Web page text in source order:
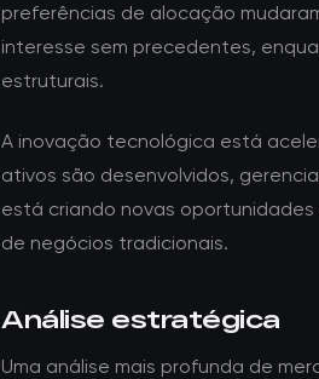
preferências de alocação
interesse sem precedentes,
estruturais.
A inovação tecnológica está
ativos são desenvolvidos,
está criando novas
de negócios tradicionais.
Análise estratégica
Uma análise mais profunda de